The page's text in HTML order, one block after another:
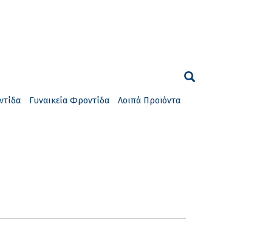
Γυναικεία Φροντίδα Λοιπά Προϊόντα